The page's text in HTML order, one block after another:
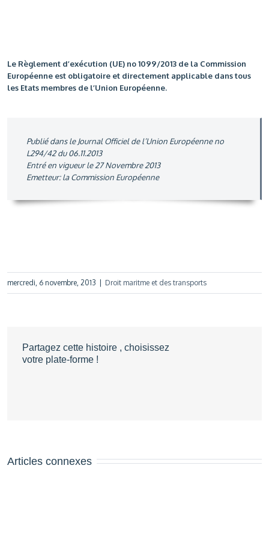
Le Règlement d’exécution (UE) no 1099/2013 de la Commission
Européenne est obligatoire et directement applicable dans tous
les Etats membres de l’Union Européenne.
Publié dans le Journal Officiel de l’Union Européenne no
L294/42 du 06.11.2013
Entré en vigueur le 27 Novembre 2013
Emetteur: la Commission Européenne
mercredi, 6 novembre, 2013 Droit maritme et des transports
Partagez cette histoire , choisissez
votre plate-forme !
Articles connexes